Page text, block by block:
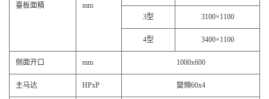
臺板面積 mm
3型 3100×1100
4型 3400×1100
侧面开口 mm 1000x600
主马达 HPxP 變頻60x4